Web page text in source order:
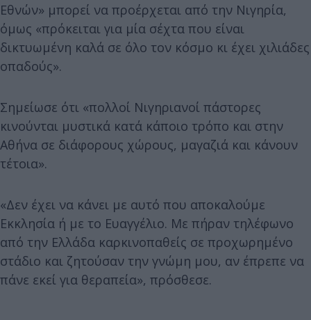
Εθνών» μπορεί να προέρχεται από την Νιγηρία,
όμως «πρόκειται για μία σέχτα που είναι
δικτυωμένη καλά σε όλο τον κόσμο κι έχει χιλιάδες
οπαδούς».
Σημείωσε ότι «πολλοί Νιγηριανοί πάστορες
κινούνται μυστικά κατά κάποιο τρόπο και στην
Αθήνα σε διάφορους χώρους, μαγαζιά και κάνουν
τέτοια».
«Δεν έχει να κάνει με αυτό που αποκαλούμε
Εκκλησία ή με το Ευαγγέλιο. Με πήραν τηλέφωνο
από την Ελλάδα καρκινοπαθείς σε προχωρημένο
στάδιο και ζητούσαν την γνώμη μου, αν έπρεπε να
πάνε εκεί για θεραπεία», πρόσθεσε.